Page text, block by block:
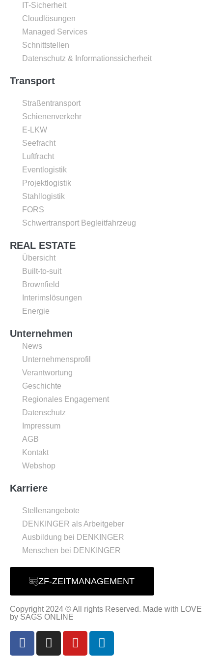
IT-Sicherheit
Cloudlösungen
Managed Services
Schnittstellen
Datenschutz & Informationssicherheit
Transport
Straßentransport
Schienenverkehr
E-LKW
Seefracht
Luftfracht
Eventlogistik
Projektlogistik
Stahllogistik
FORS
Schwertransport Begleitfahrzeug
REAL ESTATE
Übersicht
Built-to-suit
Brownfield
Interimslösungen
Energie
Unternehmen
News
Unternehmensprofil
Verantwortung
Geschichte
Regionales Engagement
Datenschutz
Impressum
AGB
Kontakt
Webshop
Karriere
Stellenangebote
DENKINGER als Arbeitgeber
Ausbildung bei DENKINGER
Menschen bei DENKINGER
ZF-ZEITMANAGEMENT
Copyright 2024 © All rights Reserved. Made with LOVE
by SAGS ONLINE